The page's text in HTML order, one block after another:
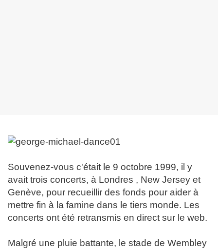
Souvenez-vous c'était le 9 octobre 1999, il y
avait trois concerts, à Londres , New Jersey et
Genève, pour recueillir des fonds pour aider à
mettre fin à la famine dans le tiers monde. Les
concerts ont été retransmis en direct sur le web.
Malgré une pluie battante, le stade de Wembley